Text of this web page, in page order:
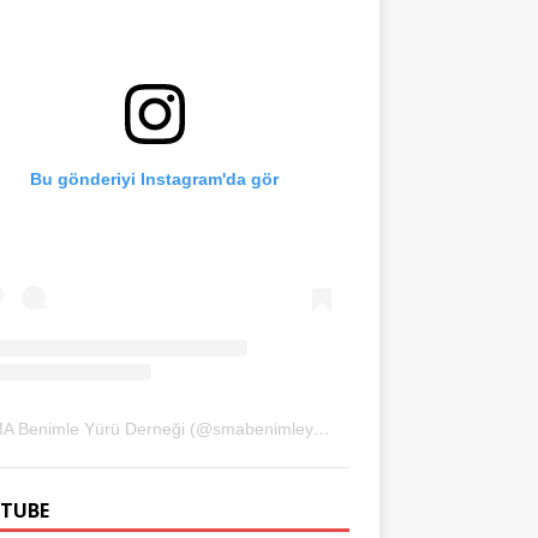
Bu gönderiyi Instagram'da gör
SMA Benimle Yürü Derneği (@smabenimleyuru)'in paylaştığı bir gönderi